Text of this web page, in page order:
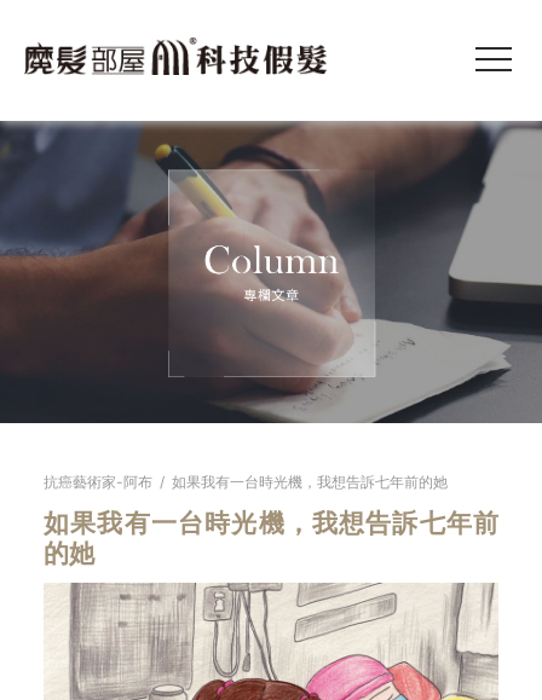
抗癌藝術家-阿布 / 如果我有一台時光機，我想告訴七年前的她
如果我有一台時光機，我想告訴七年前
的她